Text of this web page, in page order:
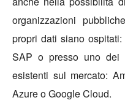
organizzazioni
propri dati siano
SAP o presso uno dei
esistenti sul mercato:
Azure o Google Cloud.